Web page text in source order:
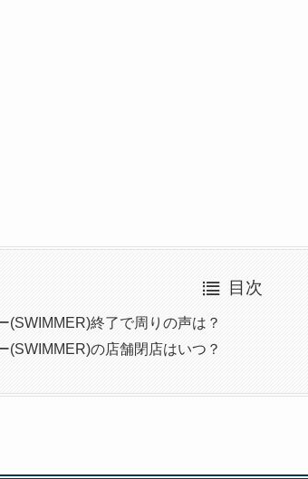
目次
(SWIMMER)終了で周りの声は？
(SWIMMER)の店舗閉店はいつ？